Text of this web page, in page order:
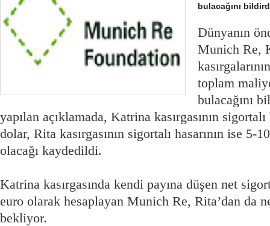
bulacağını
Dünyanın
Munich Re,
toplam
bulacağını
yapılan açıklamada, Katrina kasırgasının
dolar, Rita kasırgasının sigortalı hasarının ise 5-
olacağı kaydedildi.
Katrina kasırgasında kendi payına düşen net
euro olarak hesaplayan Munich Re, Rita’dan da
bekliyor.